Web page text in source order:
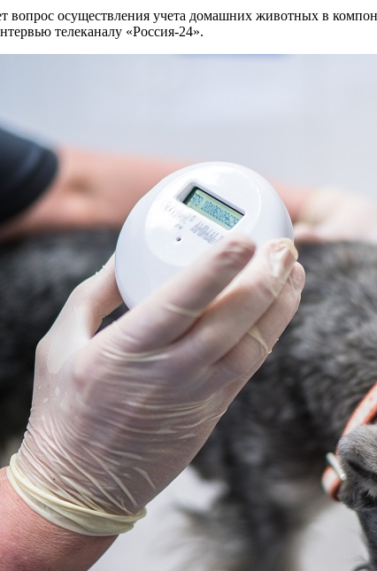
вопрос осуществления учета домашних животных в
телеканалу «Россия-24».